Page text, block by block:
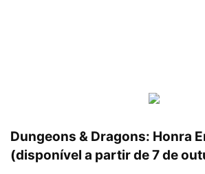
Dungeons & Dragons: Honra
(disponível a partir de 7 de